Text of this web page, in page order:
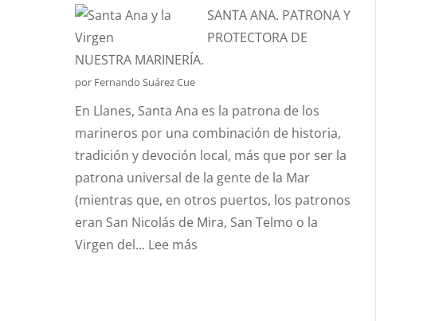
LA
ANÉCDOTA
DEL
ESTANDARTE
DE
SANTA
ANA?
SANTA ANA. PATRONA Y
PROTECTORA DE
NUESTRA MARINERÍA.
por Fernando Suárez Cue
En Llanes, Santa Ana es la patrona de los
marineros por una combinación de historia,
tradición y devoción local, más que por ser la
patrona universal de la gente de la Mar
(mientras que, en otros puertos, los patronos
eran San Nicolás de Mira, San Telmo o la
Virgen del... Lee más